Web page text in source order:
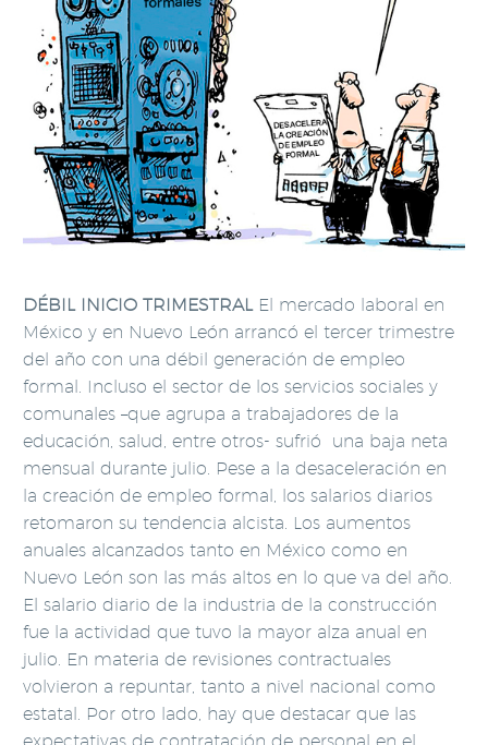
DÉBIL INICIO TRIMESTRALEl mercado laboral en
México y en Nuevo León arrancó el tercer trimestre
del año con una débil generación de empleo
formal. Incluso el sector de los servicios sociales y
comunales –que agrupa a trabajadores de la
educación, salud, entre otros- sufrió una baja neta
mensual durante julio. Pese a la desaceleración en
la creación de empleo formal, los salarios diarios
retomaron su tendencia alcista. Los aumentos
anuales alcanzados tanto en México como en
Nuevo León son las más altos en lo que va del año.
El salario diario de la industria de la construcción
fue la actividad que tuvo la mayor alza anual en
julio. En materia de revisiones contractuales
volvieron a repuntar, tanto a nivel nacional como
estatal. Por otro lado, hay que destacar que las